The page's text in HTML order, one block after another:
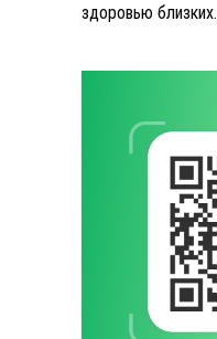
здоровью близких.